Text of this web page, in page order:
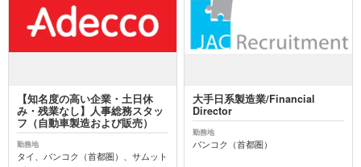
【知名度の高い企業・土日休
み・残業なし】人事総務スタッ
フ（自動車製造および販売）
勤務地
タイ、バンコク（首都圏）、サムット
大手日系製造業/Financial
Director
勤務地
バンコク（首都圏）